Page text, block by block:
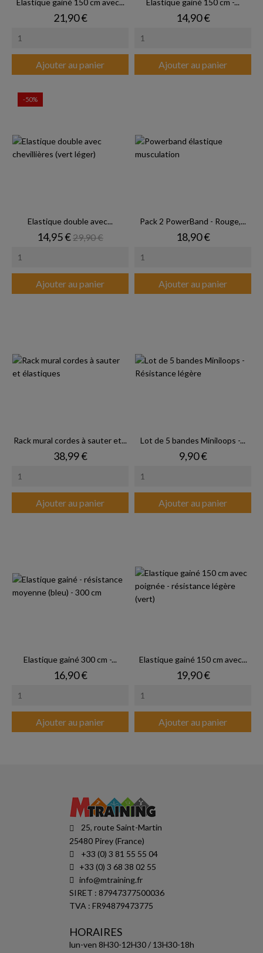
Prix
21,90 €
Ajouter au panier
Prix
14,90 €
Ajouter au panier
Elastique double avec...
Prix
14,95 €Prix de base
29,90 €
Ajouter au panier
-50%
Pack 2 PowerBand - Rouge,...
Prix
18,90 €
Ajouter au panier
Rack mural cordes à sauter et...
Prix
38,99 €
Ajouter au panier
Lot de 5 bandes Miniloops -...
Prix
9,90 €
Ajouter au panier
Elastique gainé 300 cm -...
Prix
16,90 €
Ajouter au panier
Elastique gainé 150 cm avec...
Prix
19,90 €
Ajouter au panier
25, route Saint-Martin
25480 Pirey (France)
+33 (0) 3 81 55 55 04
+33 (0) 3 68 38 02 55
info@mtraining.fr
SIRET : 87947377500036
TVA : FR94879473775
HORAIRES
lun-ven 8H30-12H30 / 13H30-18h